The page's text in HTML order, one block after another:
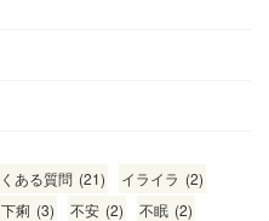
ある質問 (21) イライラ (2)
下痢 (3) 不安 (2) 不眠 (2)